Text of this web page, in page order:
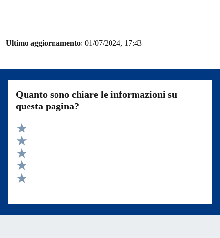
Ultimo aggiornamento: 01/07/2024, 17:43
Quanto sono chiare le informazioni su
questa pagina?
Valuta 5 stelle su 5
Valuta 4 stelle su 5
Valuta 3 stelle su 5
Valuta 2 stelle su 5